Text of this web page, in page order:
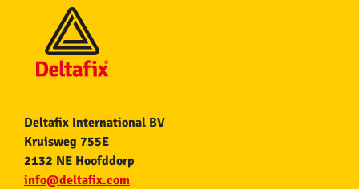
Deltafix International BV
Kruisweg 755E
2132 NE Hoofddorp
info@deltafix.com